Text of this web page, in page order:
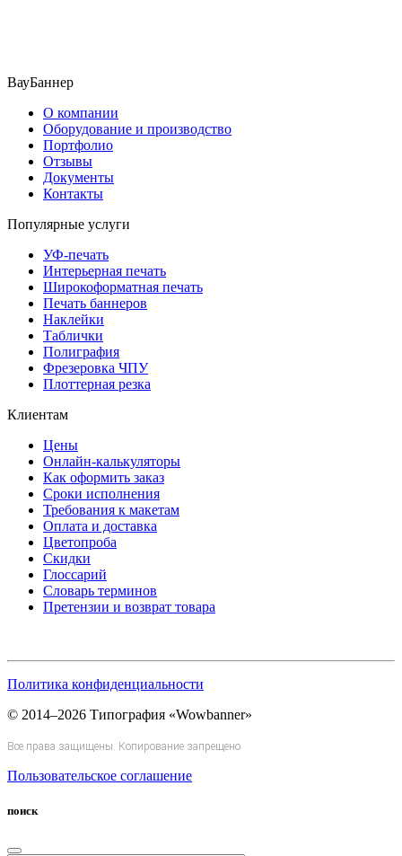
ВауБаннер
О компании
Оборудование и производство
Портфолио
Отзывы
Документы
Контакты
Популярные услуги
УФ-печать
Интерьерная печать
Широкоформатная печать
Печать баннеров
Наклейки
Таблички
Полиграфия
Фрезеровка ЧПУ
Плоттерная резка
Клиентам
Цены
Онлайн-калькуляторы
Как оформить заказ
Сроки исполнения
Требования к макетам
Оплата и доставка
Цветопроба
Скидки
Глоссарий
Словарь терминов
Претензии и возврат товара
Политика конфиденциальности
© 2014–2026 Типография «Wowbanner»
Все права защищены. Копирование запрещено
Пользовательское соглашение
поиск